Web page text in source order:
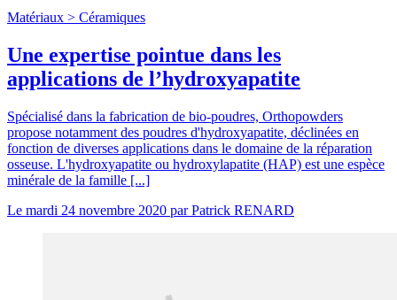
Matériaux > Céramiques
Une expertise pointue dans les
applications de l’hydroxyapatite
Spécialisé dans la fabrication de bio-poudres, Orthopowders
propose notamment des poudres d'hydroxyapatite, déclinées en
fonction de diverses applications dans le domaine de la réparation
osseuse. L'hydroxyapatite ou hydroxylapatite (HAP) est une espèce
minérale de la famille [...]
Le mardi 24 novembre 2020 parPatrick RENARD